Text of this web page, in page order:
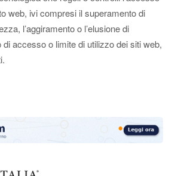
web, ivi compresi il superamento di
l’aggiramento o l’elusione di
accesso o limite di utilizzo dei siti web,